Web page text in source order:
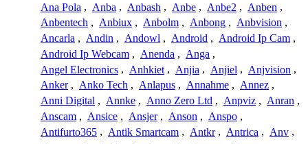
Ana Pola , Anba , Anbash , Anbe , Anbe2 , Anben ,
Anbentech , Anbiux , Anbolm , Anbong , Anbvision ,
Ancarla , Andin , Andowl , Android , Android Ip Cam ,
Android Ip Webcam , Anenda , Anga ,
Angel Electronics , Anhkiet , Anjia , Anjiel , Anjvision ,
Anker , Anko Tech , Anlapus , Annahme , Annez ,
Anni Digital , Annke , Anno Zero Ltd , Anpviz , Anran ,
Anscam , Ansice , Ansjer , Anson , Anspo ,
Antifurto365 , Antik Smartcam , Antkr , Antrica , Anv ,